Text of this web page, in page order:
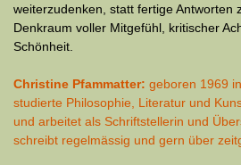
weiterzudenken, statt fertige Antworten
Denkraum voller Mitgefühl, kritischer
Schönheit.
Christine Pfammatter: geboren 1969
studierte Philo­sophie, Literatur und
und arbeitet als Schrift­stellerin und
schreibt regelmässig und gern über